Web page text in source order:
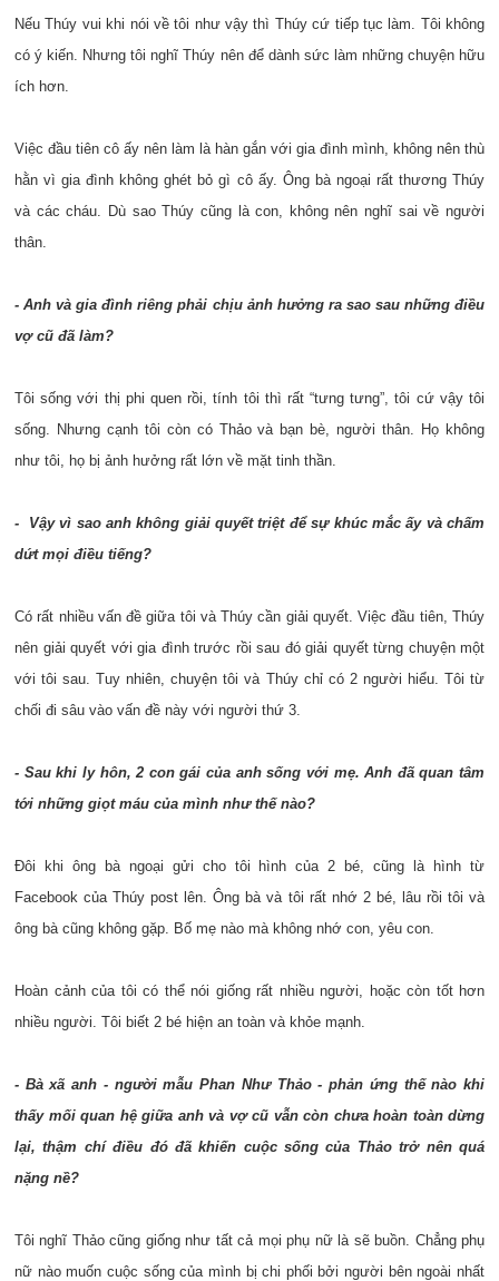
Nếu Thúy vui khi nói về tôi như vậy thì Thúy cứ tiếp tục làm. Tôi không
có ý kiến. Nhưng tôi nghĩ Thúy nên để dành sức làm những chuyện hữu
ích hơn.
Việc đầu tiên cô ấy nên làm là hàn gắn với gia đình mình, không nên thù
hằn vì gia đình không ghét bỏ gì cô ấy. Ông bà ngoại rất thương Thúy
và các cháu. Dù sao Thúy cũng là con, không nên nghĩ sai về người
thân.
- Anh và gia đình riêng phải chịu ảnh hưởng ra sao sau những điều
vợ cũ đã làm?
Tôi sống với thị phi quen rồi, tính tôi thì rất “tưng tưng”, tôi cứ vậy tôi
sống. Nhưng cạnh tôi còn có Thảo và bạn bè, người thân. Họ không
như tôi, họ bị ảnh hưởng rất lớn về mặt tinh thần.
- Vậy vì sao anh không giải quyết triệt để sự khúc mắc ấy và chấm
dứt mọi điều tiếng?
Có rất nhiều vấn đề giữa tôi và Thúy cần giải quyết. Việc đầu tiên, Thúy
nên giải quyết với gia đình trước rồi sau đó giải quyết từng chuyện một
với tôi sau. Tuy nhiên, chuyện tôi và Thúy chỉ có 2 người hiểu. Tôi từ
chối đi sâu vào vấn đề này với người thứ 3.
- Sau khi ly hôn, 2 con gái của anh sống với mẹ. Anh đã quan tâm
tới những giọt máu của mình như thế nào?
Đôi khi ông bà ngoại gửi cho tôi hình của 2 bé, cũng là hình từ
Facebook của Thúy post lên. Ông bà và tôi rất nhớ 2 bé, lâu rồi tôi và
ông bà cũng không gặp. Bố mẹ nào mà không nhớ con, yêu con.
Hoàn cảnh của tôi có thể nói giống rất nhiều người, hoặc còn tốt hơn
nhiều người. Tôi biết 2 bé hiện an toàn và khỏe mạnh.
- Bà xã anh - người mẫu Phan Như Thảo - phản ứng thế nào khi
thấy mối quan hệ giữa anh và vợ cũ vẫn còn chưa hoàn toàn dừng
lại, thậm chí điều đó đã khiến cuộc sống của Thảo trở nên quá
nặng nề?
Tôi nghĩ Thảo cũng giống như tất cả mọi phụ nữ là sẽ buồn. Chẳng phụ
nữ nào muốn cuộc sống của mình bị chi phối bởi người bên ngoài nhất